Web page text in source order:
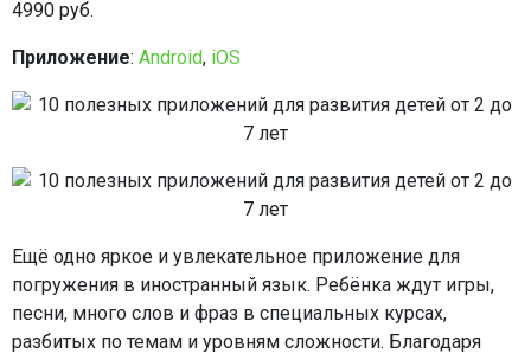
4990 руб.
Приложение: Android, iOS
Ещё одно яркое и увлекательное приложение для
погружения в иностранный язык. Ребёнка ждут игры,
песни, много слов и фраз в специальных курсах,
разбитых по темам и уровням сложности. Благодаря